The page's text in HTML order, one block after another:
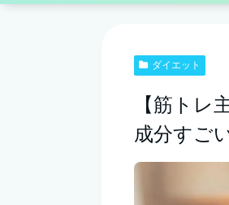
ダイエット
【筋ト
成分すご